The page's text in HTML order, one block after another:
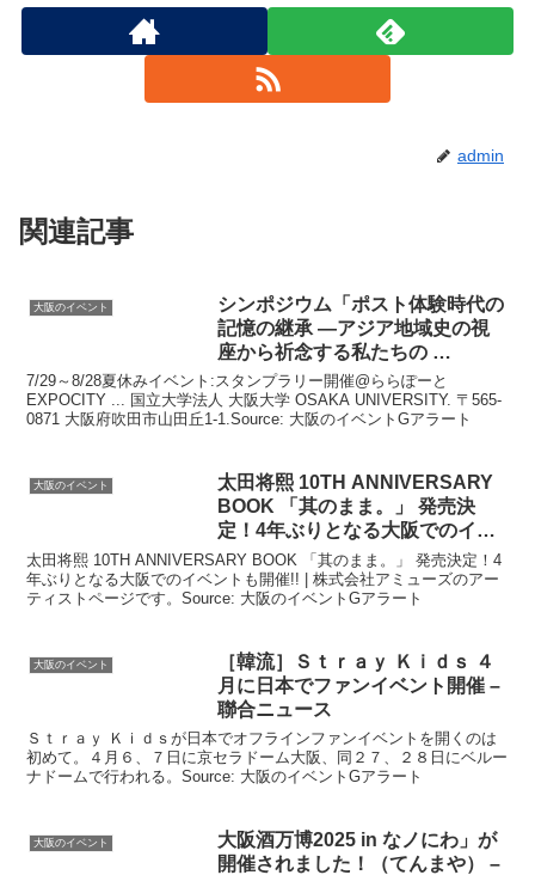
admin
関連記事
大阪のイベント
シンポジウム「ポスト体験時代の
記憶の継承 —アジア地域史の視
座から祈念する私たちの …
7/29～8/28夏休みイベント:スタンプラリー開催@ららぽーと
EXPOCITY ... 国立大学法人 大阪大学 OSAKA UNIVERSITY. 〒565-
0871 大阪府吹田市山田丘1-1.Source: 大阪のイベントGアラート
大阪のイベント
太田将熙 10TH ANNIVERSARY
BOOK 「其のまま。」 発売決
定！4年ぶりとなる大阪でのイベ
ント…
太田将熙 10TH ANNIVERSARY BOOK 「其のまま。」 発売決定！4
年ぶりとなる大阪でのイベントも開催!! | 株式会社アミューズのアー
ティストページです。Source: 大阪のイベントGアラート
大阪のイベント
［韓流］Ｓｔｒａｙ Ｋｉｄｓ ４
月に日本でファンイベント 開催 –
聯合ニュース
Ｓｔｒａｙ Ｋｉｄｓが日本でオフラインファンイベントを開くのは
初めて。４月６、７日に京セラドーム大阪、同２７、２８日にベルー
ナドームで行われる。Source: 大阪のイベントGアラート
大阪のイベント 大阪酒万博2025 in なノにわ」が
開催されました！（てんまや） –